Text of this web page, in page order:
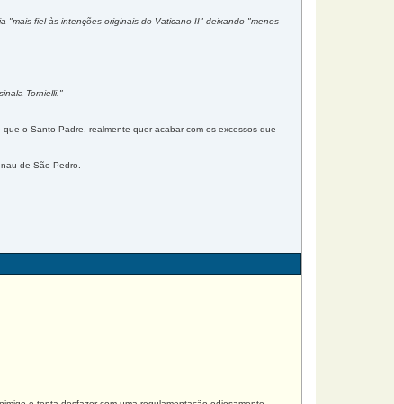
"mais fiel às intenções originais do Vaticano II" deixando "menos
Tornielli."
o Santo Padre, realmente quer acabar com os excessos que
de São Pedro.